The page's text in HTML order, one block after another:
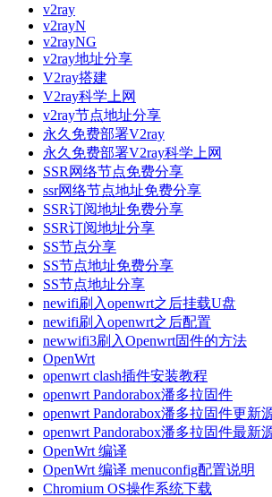
v2ray
v2rayN
v2rayNG
v2ray地址分享
V2ray搭建
V2ray科学上网
v2ray节点地址分享
永久免费部署V2ray
永久免费部署V2ray科学上网
SSR网络节点免费分享
ssr网络节点地址免费分享
SSR订阅地址免费分享
SSR订阅地址分享
SS节点分享
SS节点地址免费分享
SS节点地址分享
newifi刷入openwrt之后挂载U盘
newifi刷入openwrt之后配置
newwifi3刷入Openwrt固件的方法
OpenWrt
openwrt clash插件安装教程
openwrt Pandorabox潘多拉固件
openwrt Pandorabox潘多拉固件更新
openwrt Pandorabox潘多拉固件最新
OpenWrt 编译
OpenWrt 编译 menuconfig配置说明
Chromium OS操作系统下载